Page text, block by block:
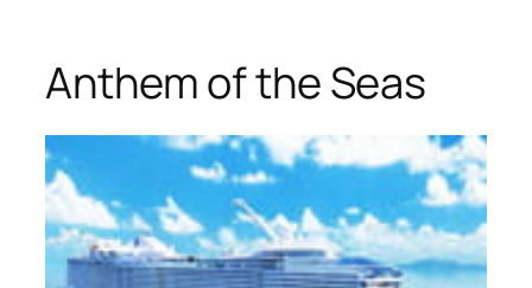
Anthem of the Seas